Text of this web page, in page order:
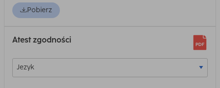
Pobierz
Atest zgodności